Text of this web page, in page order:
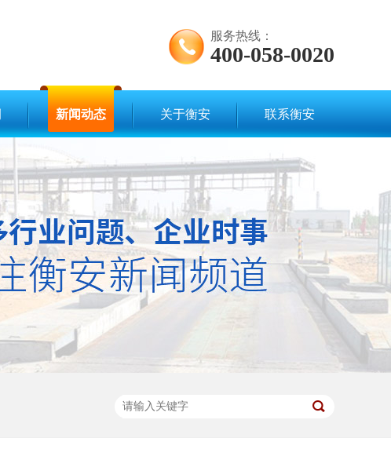
服务热线：
400-058-0020
新闻动态 关于衡安 联系衡安